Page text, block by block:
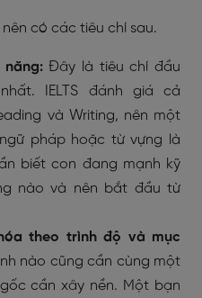
nên có các tiêu chí sau.
năng:Đây là tiêu chí đầu
IELTS đánh giá cả
và Writing, nên một
pháp hoặc từ vựng là
biết con đang mạnh kỹ
nào và nên bắt đầu từ
theo trình độ và mục
nào cũng cần cùng một
cần xây nền. Một bạn